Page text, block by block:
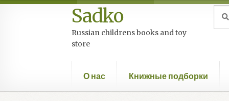
Перейти
к
навигации
Перейти
к
содержимому
Sadko
Russian childrens books and toy
store
О нас Книжные подборки